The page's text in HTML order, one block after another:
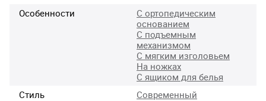
Особенности
С ортопедическим
основанием
С подъемным
механизмом
С мягким изголовьем
На ножках
С ящиком для белья
Стиль
Современный